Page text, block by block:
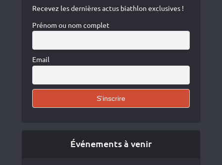
Recevez les dernières actus biathlon exclusives !
Prénom ou nom complet
Email
Événements à venir